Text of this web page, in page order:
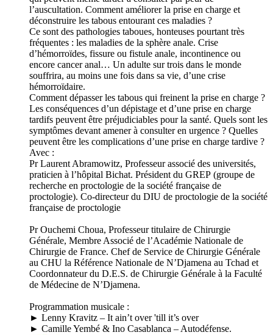
l’auscultation. Comment améliorer la prise en charge et
déconstruire les tabous entourant ces maladies ?
Ce sont des pathologies taboues, honteuses pourtant très
fréquentes : les maladies de la sphère anale. Crise
d’hémorroïdes, fissure ou fistule anale, incontinence ou
encore cancer anal… Un adulte sur trois dans le monde
souffrira, au moins une fois dans sa vie, d’une crise
hémorroïdaire.
Comment dépasser les tabous qui freinent la prise en charge ?
Les conséquences d’un dépistage et d’une prise en charge
tardifs peuvent être préjudiciables pour la santé. Quels sont les
symptômes devant amener à consulter en urgence ? Quelles
peuvent être les complications d’une prise en charge tardive ?
Avec :
Pr Laurent Abramowitz, Professeur associé des universités,
praticien à l’hôpital Bichat. Président du GREP (groupe de
recherche en proctologie de la société française de
proctologie). Co-directeur du DIU de proctologie de la société
française de proctologie
Pr Ouchemi Choua, Professeur titulaire de Chirurgie
Générale, Membre Associé de l’Académie Nationale de
Chirurgie de France. Chef de Service de Chirurgie Générale
au CHU la Référence Nationale de N’Djamena au Tchad et
Coordonnateur du D.E.S. de Chirurgie Générale à la Faculté
de Médecine de N’Djamena.
Programmation musicale :
► Lenny Kravitz – It ain’t over 'till it’s over
► Camille Yembé & Ino Casablanca – Autodéfense.